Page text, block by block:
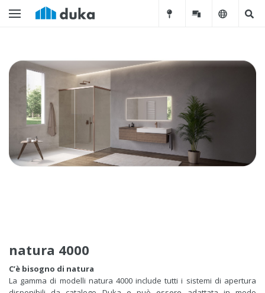
natura 4000
C’è bisogno di natura
La gamma di modelli natura 4000 include tutti i sistemi di apertura